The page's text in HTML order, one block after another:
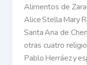
Alimentos de
Alice Stella Mary
Santa Ana de
otras cuatro
Pablo Herráez y